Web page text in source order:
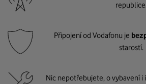
Připojení od Vodafonu je
starostí.
Nic nepotřebujete, o vybavení i